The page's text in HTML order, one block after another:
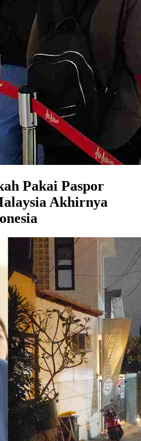
Pakai Paspor
Akhirnya